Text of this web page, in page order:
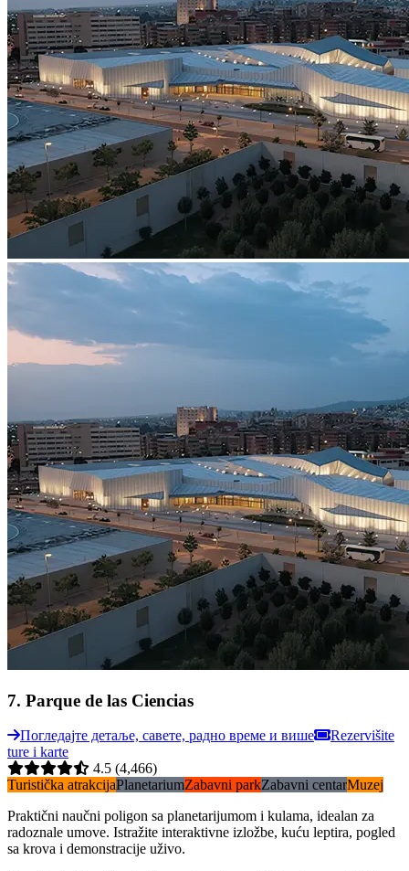
7. Parque de las Ciencias
Погледајте детаље, савете, радно време и више
Rezervišite
ture i karte
4.5 (4,466)
Turistička atrakcijaPlanetariumZabavni parkZabavni centarMuzej
Praktični naučni poligon sa planetarijumom i kulama, idealan za
radoznale umove. Istražite interaktivne izložbe, kuću leptira, pogled
sa krova i demonstracije uživo.